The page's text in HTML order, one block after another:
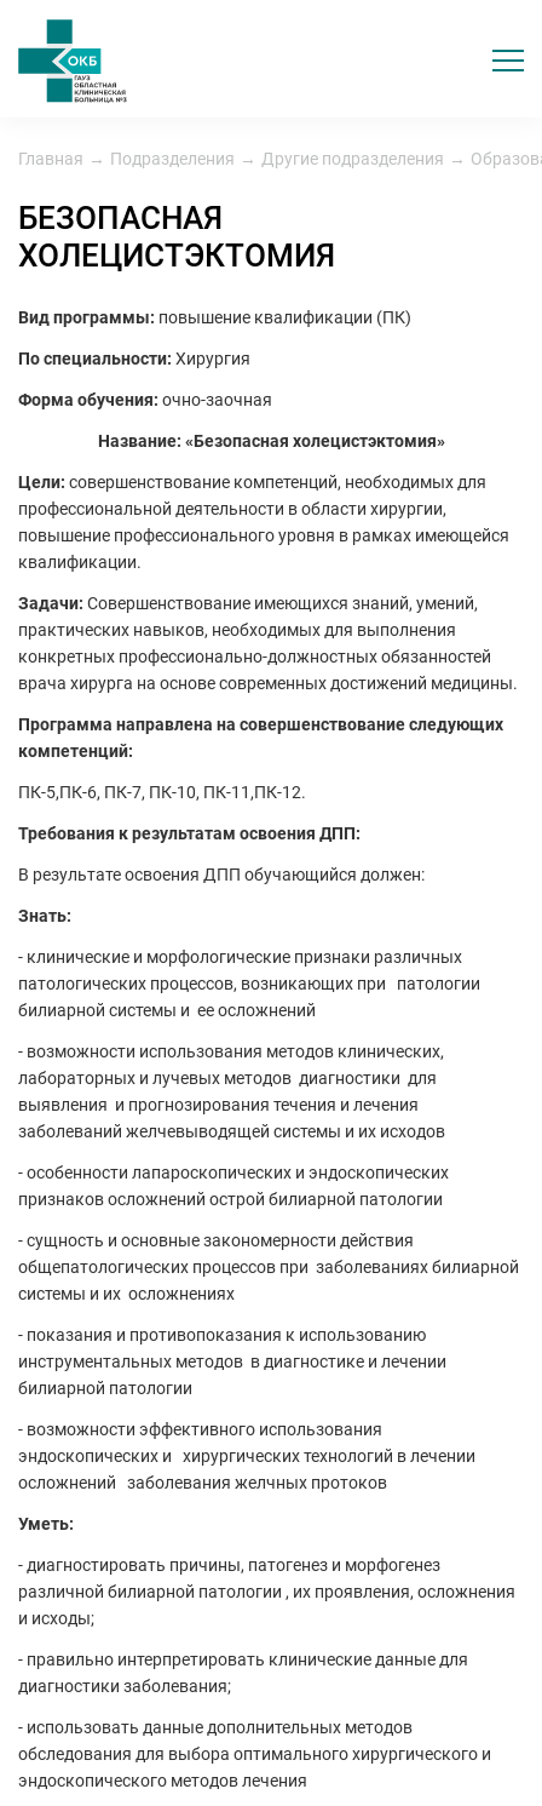
Главная → Подразделения → Другие подразделения →
БЕЗОПАСНАЯ
ХОЛЕЦИСТЭКТОМИЯ
Вид программы: повышение квалификации (ПК)
По специальности: Хирургия
Форма обучения: очно-заочная
Название: «Безопасная холецистэктомия»
Цели: совершенствование компетенций, необходимых для
профессиональной деятельности в области хирургии,
повышение профессионального уровня в рамках имеющейся
квалификации.
Задачи: Совершенствование имеющихся знаний, умений,
практических навыков, необходимых для выполнения
конкретных профессионально-должностных обязанностей
врача хирурга на основе современных достижений медицины.
Программа направлена на совершенствование следующих
компетенций:
ПК-5,ПК-6, ПК-7, ПК-10, ПК-11,ПК-12.
Требования к результатам освоения ДПП:
В результате освоения ДПП обучающийся должен:
Знать:
- клинические и морфологические признаки различных
патологических процессов, возникающих при патологии
билиарной системы и ее осложнений
- возможности использования методов клинических,
лабораторных и лучевых методов диагностики для
выявления и прогнозирования течения и лечения
заболеваний желчевыводящей системы и их исходов
- особенности лапароскопических и эндоскопических
признаков осложнений острой билиарной патологии
- сущность и основные закономерности действия
общепатологических процессов при заболеваниях билиарной
системы и их осложнениях
- показания и противопоказания к использованию
инструментальных методов в диагностике и лечении
билиарной патологии
- возможности эффективного использования
эндоскопических и хирургических технологий в лечении
осложнений заболевания желчных протоков
Уметь:
- диагностировать причины, патогенез и морфогенез
различной билиарной патологии , их проявления, осложнения
и исходы;
- правильно интерпретировать клинические данные для
диагностики заболевания;
- использовать данные дополнительных методов
обследования для выбора оптимального хирургического и
эндоскопического методов лечения